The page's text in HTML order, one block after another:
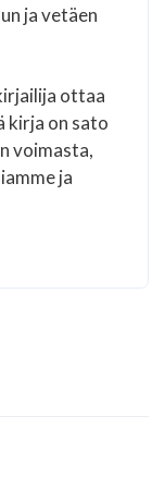
ja vetäen
ottaa
kirja on sato
voimasta,
ja